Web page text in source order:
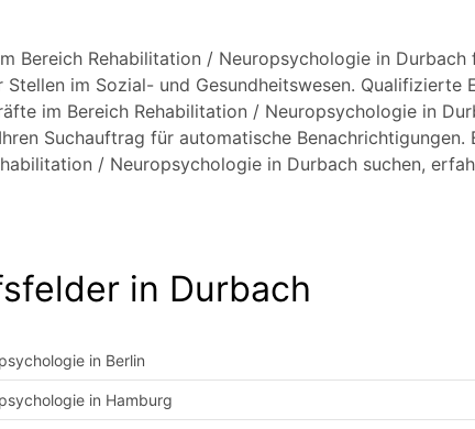
Bereich Rehabilitation / Neuropsychologie in
im Sozial- und Gesundheitswesen. Qualifizierte
im Bereich Rehabilitation / Neuropsychologie in
Suchauftrag für automatische
/ Neuropsychologie in Durbach suchen,
in Durbach
in Berlin
in Hamburg